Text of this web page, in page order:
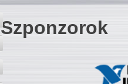
Szponzorok